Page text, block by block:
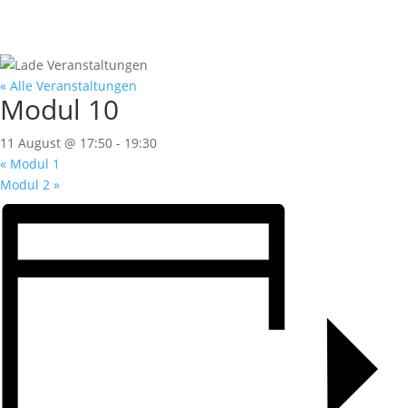
« Alle Veranstaltungen
Modul 10
11 August @ 17:50 - 19:30
« Modul 1
Modul 2 »